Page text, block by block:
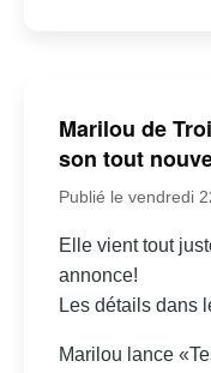
Marilou de
son tout
Publié le vendredi
Elle vient tout
annonce!
Les détails dans
Marilou lance